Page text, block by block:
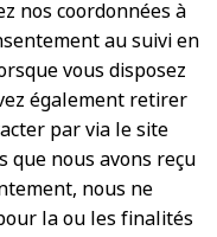
nos coordonnées à
au suivi en
vous disposez
également retirer
par via le site
que nous avons reçu
nous ne
la ou les finalités